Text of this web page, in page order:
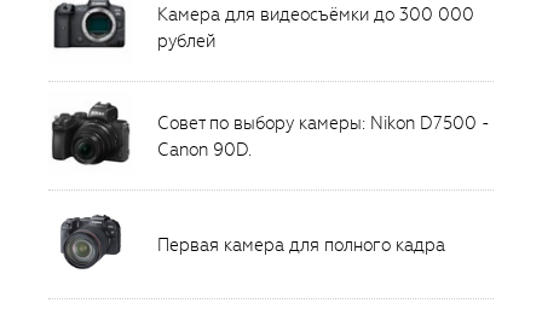
Камера для видеосъёмки до 300 000
рублей
Совет по выбору камеры: Nikon D7500 -
Canon 90D.
Первая камера для полного кадра